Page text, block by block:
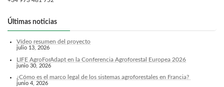
Últimas noticias
Vídeo resumen del proyecto
julio 13, 2026
LIFE AgroForAdapt en la Conferencia Agroforestal Europea 2026
junio 30, 2026
¿Cómo es el marco legal de los sistemas agroforestales en Francia?
junio 4, 2026